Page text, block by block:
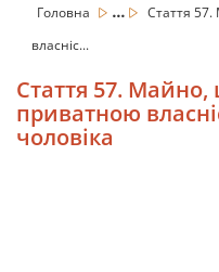
Головна ...
Стаття
власніс...
Стаття 57.
приватною
чоловіка